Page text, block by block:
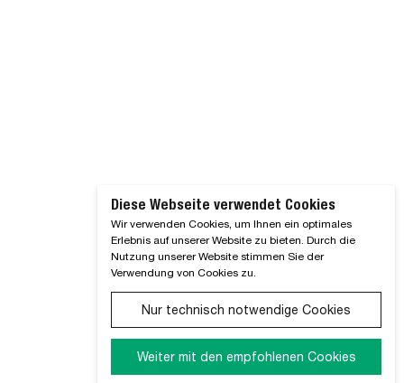
Diese Webseite verwendet Cookies
Wir verwenden Cookies, um Ihnen ein optimales
Erlebnis auf unserer Website zu bieten. Durch die
Nutzung unserer Website stimmen Sie der
Verwendung von Cookies zu.
Nur technisch notwendige Cookies
Weiter mit den empfohlenen Cookies